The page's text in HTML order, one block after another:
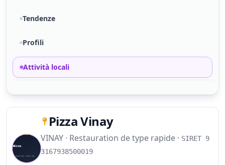
Tendenze
Profili
Attività locali
Pizza Vinay
VINAY · Restauration de type rapide · SIRET 9
3167938500019